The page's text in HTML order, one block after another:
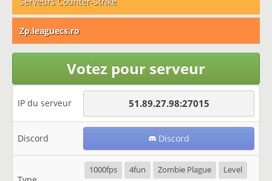
Zp.leaguecs.ro
Votez pour serveur
IP du serveur 51.89.27.98:27015
Discord Discord
1000fps 4fun Zombie Plague
Level